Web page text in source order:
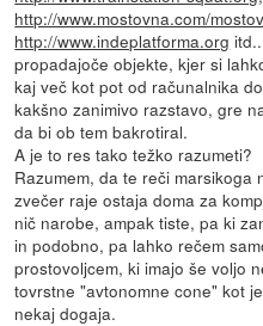
http://www.mostovna.com/
http://www.indeplatforma.org
propadajoče objekte, kjer si
kaj več kot pot od računalnika
kakšno zanimivo razstavo, gre
da bi ob tem bakrotiral.
A je to res tako težko razumeti?
Razumem, da te reči marsikoga
zvečer raje ostaja doma za
nič narobe, ampak tiste, pa ki
in podobno, pa lahko rečem
prostovoljcem, ki imajo še voljo
tovrstne "avtonomne cone" kot
nekaj dogaja.